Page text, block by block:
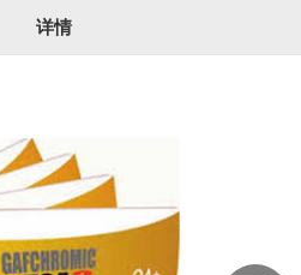
详情